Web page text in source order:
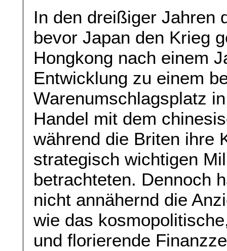
In den dreißiger Jahren
bevor Japan den Krieg
Hongkong nach einem
Entwicklung zu einem
Warenumschlagsplatz
Handel mit dem
während die Briten ihre
strategisch wichtigen
betrachteten. Dennoch
nicht annähernd die
wie das
und florierende